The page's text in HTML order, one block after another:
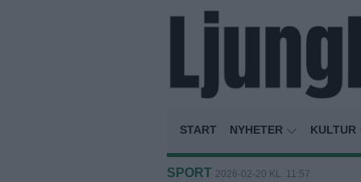
START NYHETER KULTUR
SPORT 2026-02-20 KL. 11:57